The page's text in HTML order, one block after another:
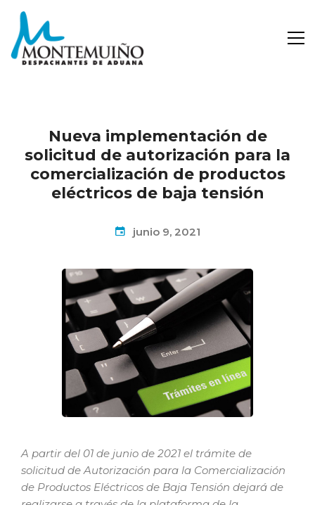
Nueva implementación de
solicitud de autorización para la
comercialización de productos
eléctricos de baja tensión
junio 9, 2021
A partir del 01 de junio de 2021 el trámite de
solicitud de Autorización para la Comercialización
de Productos Eléctricos de Baja Tensión dejará de